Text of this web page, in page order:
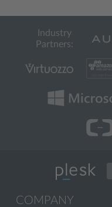
Industry
Partners:
COMPANY